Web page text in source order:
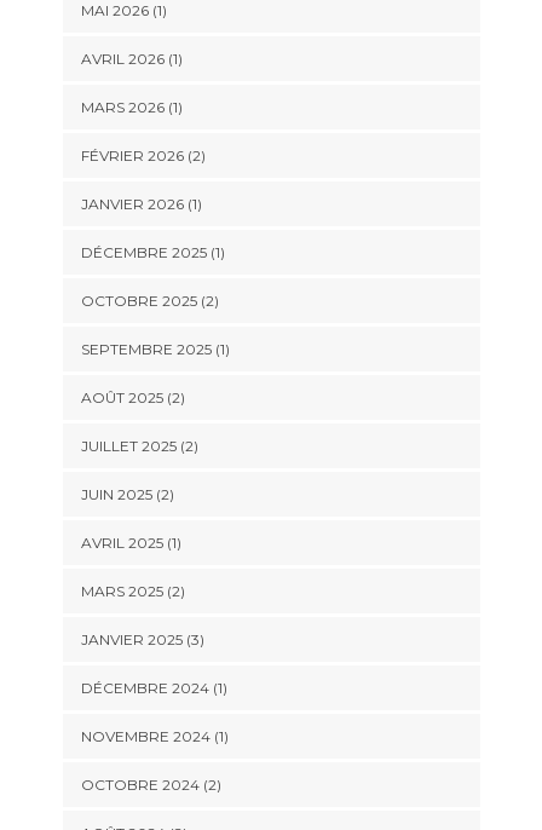
MAI 2026(1)
AVRIL 2026(1)
MARS 2026(1)
FÉVRIER 2026(2)
JANVIER 2026(1)
DÉCEMBRE 2025(1)
OCTOBRE 2025(2)
SEPTEMBRE 2025(1)
AOÛT 2025(2)
JUILLET 2025(2)
JUIN 2025(2)
AVRIL 2025(1)
MARS 2025(2)
JANVIER 2025(3)
DÉCEMBRE 2024(1)
NOVEMBRE 2024(1)
OCTOBRE 2024(2)